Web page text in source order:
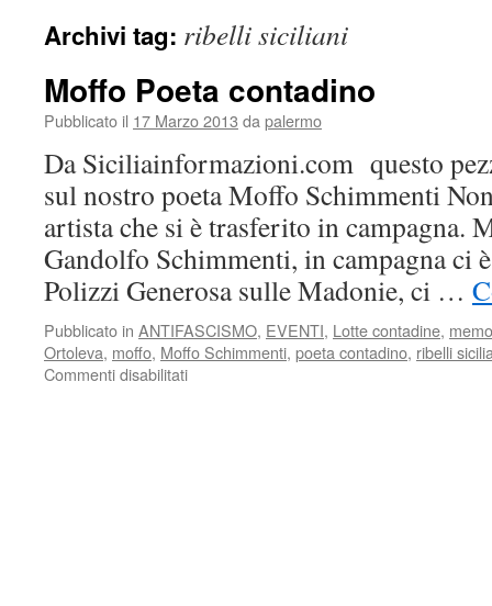
Archivi tag: ribelli siciliani
Moffo Poeta contadino
Pubblicato il 17 Marzo 2013 da palermo
Da Siciliainformazioni.com questo
sul nostro poeta Moffo Schimmenti
artista che si è trasferito in campagna.
Gandolfo Schimmenti, in campagna ci
Polizzi Generosa sulle Madonie, ci …
Pubblicato in ANTIFASCISMO, EVENTI, Lotte contadine,
Ortoleva, moffo, Moffo Schimmenti, poeta contadino, ribelli
Commenti disabilitatisu